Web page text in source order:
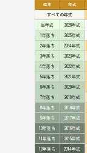
経年
年式
すべての年式
当年式
2026年式
1年落ち
2025年式
2年落ち
2024年式
3年落ち
2023年式
4年落ち
2022年式
5年落ち
2021年式
6年落ち
2020年式
7年落ち
2019年式
8年落ち
2018年式
9年落ち
2017年式
10年落ち
2016年式
11年落ち
2015年式
12年落ち
2014年式